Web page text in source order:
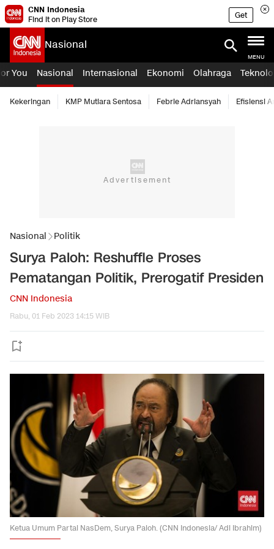
CNN Indonesia
Find it on Play Store
Get
Nasional
MENU
You Nasional Internasional Ekonomi Olahraga
Kekeringan KMP Mutiara Sentosa Febrie Adriansyah Efisiensi
Nasional Politik
Surya Paloh: Reshuffle Proses
Pematangan Politik, Prerogatif Presiden
CNN Indonesia
Rabu, 01 Feb 2023 14:15 WIB
Ketua Umum Partai NasDem, Surya Paloh. (CNN Indonesia/ Adi Ibrahim)